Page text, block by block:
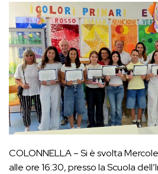
COLONNELLA – Si è svolta
alle ore 16:30, presso la Scuola